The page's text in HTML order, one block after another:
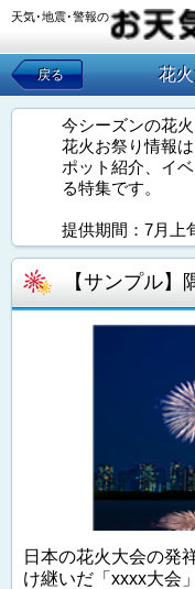
天気･地震･警報の
戻る 花
今シーズンの花
花火お祭り情報
ポット紹介、イ
る特集です。
提供期間：7月上
【サンプル】
日本の花火大会の発
け継いだ「xxxx大会